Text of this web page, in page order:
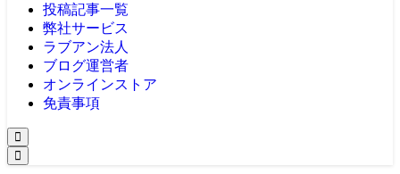
投稿記事一覧
弊社サービス
ラブアン法人
ブログ運営者
オンラインストア
免責事項